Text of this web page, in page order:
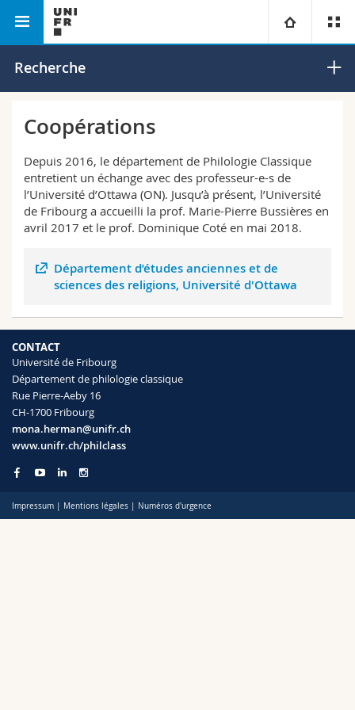
Université
Recherche
Université
Formation continue
Droit
Sciences économiques et sociales et management
Lettres et sciences humaines
Sciences de l'éducation et de la formation
Sciences et médecine
Interfacultaire
Futurs étudiants
Médias
Collaborateurs
Doctorants
Ressources
Annuaire du personnel
Plan d'accès
Webmail
Programme des cours
MyUnifr
Faculté des lettres et des
Département de philologie
Recherche
Coopérations
Depuis 2016, le département de Philologie Classique
entretient un échange avec des professeur-e-s de
l’Université d’Ottawa (ON). Jusqu’à présent, l’Université
de Fribourg a accueilli la prof. Marie-Pierre Bussières en
avril 2017 et le prof. Dominique Coté en mai 2018.
Département d’études anciennes et de
sciences des religions, Université d'Ottawa
CONTACT
Université de Fribourg
Département de philologie classique
Rue Pierre-Aeby 16
CH-1700 Fribourg
mona.herman@unifr.ch
www.unifr.ch/philclass
Impressum | Mentions légales | Numéros d'urgence